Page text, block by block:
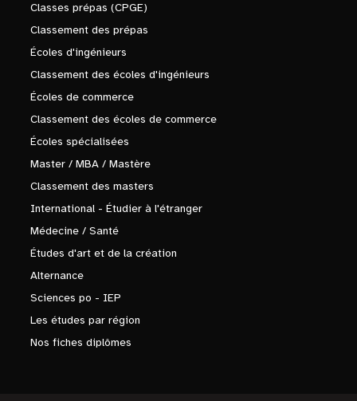
Classes prépas (CPGE)
Classement des prépas
Écoles d'ingénieurs
Classement des écoles d'ingénieurs
Écoles de commerce
Classement des écoles de commerce
Écoles spécialisées
Master / MBA / Mastère
Classement des masters
International - Étudier à l'étranger
Médecine / Santé
Études d'art et de la création
Alternance
Sciences po - IEP
Les études par région
Nos fiches diplômes